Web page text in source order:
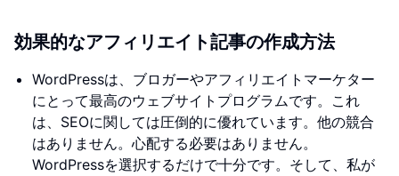
効果的なアフィリエイト記事の作成方法
WordPressは、ブロガーやアフィリエイトマーケター
にとって最高のウェブサイトプログラムです。これ
は、SEOに関しては圧倒的に優れています。他の競合
はありません。心配する必要はありません。
WordPressを選択するだけで十分です。そして、私が